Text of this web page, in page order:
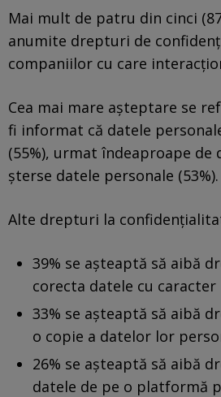
Mai mult de patru din cinci
anumite drepturi de
companiilor cu care
Cea mai mare așteptare se
fi informat că datele
(55%), urmat îndeaproape de
șterse datele personale (53%).
Alte drepturi la
39% se așteaptă să aibă
corecta datele cu caracter
33% se așteaptă să aibă
o copie a datelor lor
26% se așteaptă să aibă
datele de pe o platformă